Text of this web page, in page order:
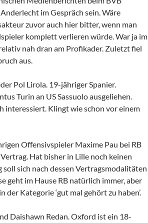
im Gespräch sein. Wäre
zuvor auch hier bitter, wenn man
komplett verlieren würde. War ja im
nah dran am Profikader. Zuletzt fiel
aus.
Pol Lirola. 19-jähriger Spanier.
Turin an US Sassuolo ausgeliehen.
interessiert. Klingt wie schon vor einem
Offensivspieler Maxime Pau bei RB
Hat bisher in Lille noch keinen
sich nach dessen Vertragsmodalitäten
geht im Hause RB natürlich immer, aber
Kategorie ‘gut mal gehört zu haben’.
Daishawn Redan. Oxford ist ein 18-